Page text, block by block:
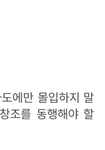
에만 몰입하지 말
조를 동행해야 할